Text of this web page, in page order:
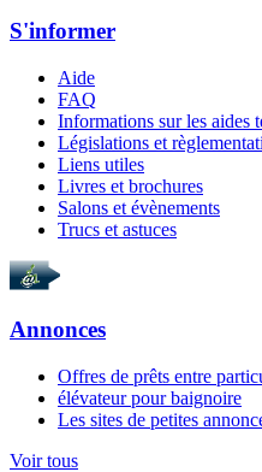
S'informer
Aide
FAQ
Informations sur les aides
Législations et
Liens utiles
Livres et brochures
Salons et évènements
Trucs et astuces
Annonces
Offres de prêts entre
élévateur pour baignoire
Les sites de petites
Voir tous